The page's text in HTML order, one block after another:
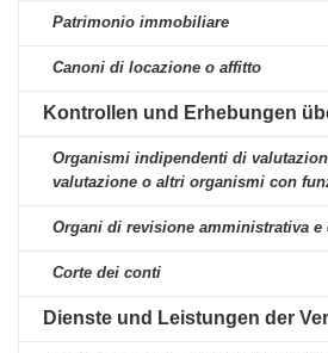
Patrimonio immobiliare
Canoni di locazione o affitto
Kontrollen und Erhebungen
Organismi indipendenti di
valutazione o altri organismi con
Organi di revisione amministrativa e
Corte dei conti
Dienste und Leistungen der